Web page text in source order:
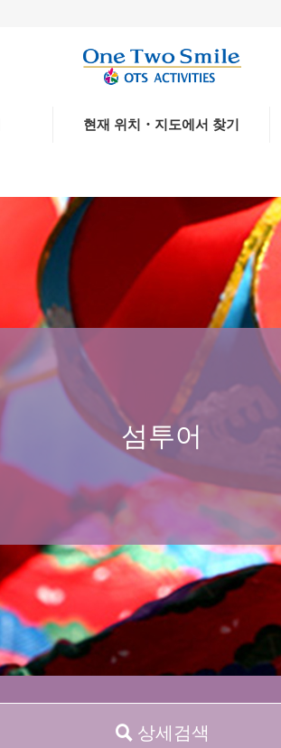
현재 위치・지도에서 찾기
섬투어
상세검색